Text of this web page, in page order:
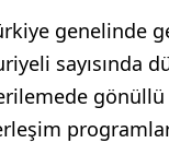
genelinde
sayısında